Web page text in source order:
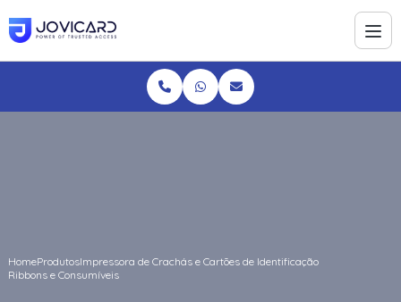
HomeProdutosImpressora de Crachás e Cartões de Identificação
Ribbons e Consumíveis